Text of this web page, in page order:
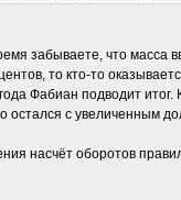
забываете, что масса
то кто-то
Фабиан подводит
остался с увеличенным
насчёт оборотов